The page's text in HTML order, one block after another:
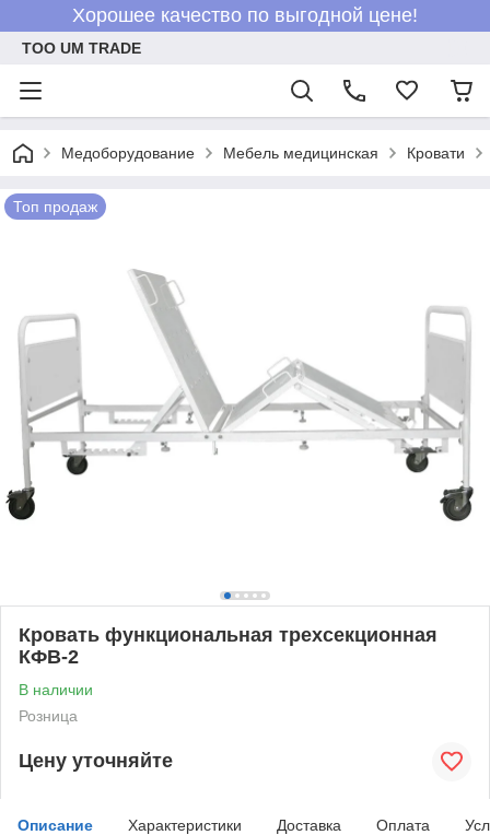
Хорошее качество по выгодной цене!
ТОО UM TRADE
Медоборудование Мебель медицинская Кровати
Топ продаж
Кровать функциональная трехсекционная
КФВ-2
В наличии
Розница
Цену уточняйте
Описание Характеристики Доставка Оплата